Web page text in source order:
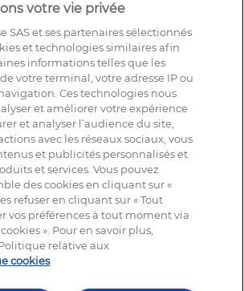
NOUS SUIVRE
votre vie privée
SAS et ses partenaires sélectionnés
et technologies similaires afin
informations telles que les
votre terminal, votre adresse IP ou
Ces technologies nous
et améliorer votre expérience
et analyser l’audience du site,
avec les réseaux sociaux, vous
et publicités personnalisés et
et services. Vous pouvez
des cookies en cliquant sur «
refuser en cliquant sur « Tout
vos préférences à tout moment via
». Pour en savoir plus,
relative aux
cookies